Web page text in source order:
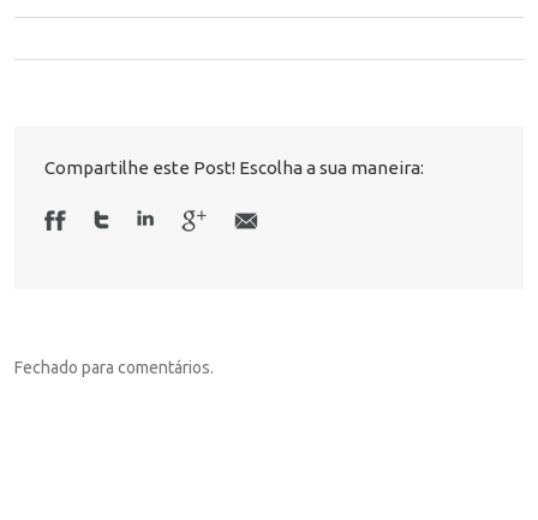
Compartilhe este Post! Escolha a sua maneira:
Fechado para comentários.